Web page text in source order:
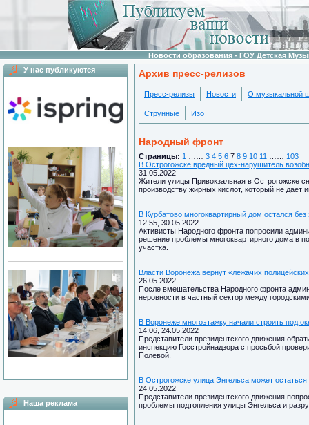
Новости образования - ГОУ Детская
У нас публикуются
Наша реклама
Архив пресс-релизов
Пресс-релизы Новости О музыкальной
Струнные Изо
Народный фронт
Страницы: 1 3 4 5 6 7 8 9 10 11
103
В Острогожске вредный цех-нарушитель
31.05.2022
Жители улицы Привокзальная в Острогожске
производству жирных кислот, который не
В Курбатово многоквартирный дом остался без
12:55, 30.05.2022
Активисты Народного фронта попросили
решение проблемы многоквартирного дома в
участка.
Власти Воронежа вернут «лежачих
26.05.2022
После вмешательства Народного фронта
неровности в частный сектор между
В Воронеже многоэтажку начали строить под
14:06, 24.05.2022
Представители президентского движения
инспекцию Госстройнадзора с просьбой
Полевой.
В Острогожске улица Энгельса может остаться
24.05.2022
Представители президентского движения
проблемы подтопления улицы Энгельса и